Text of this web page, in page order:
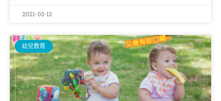
2021-03-12
幼兒教育